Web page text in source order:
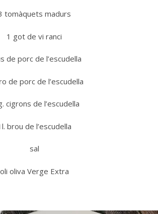
tomàquets madurs
1 got de vi ranci
de porc de l’escudella
de porc de l’escudella
cigrons de l’escudella
brou de l’escudella
sal
oli oliva Verge Extra